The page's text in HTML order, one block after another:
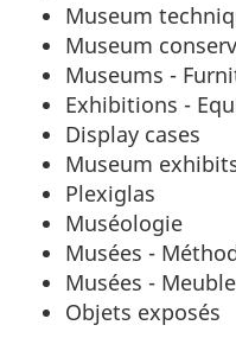
Museum
Museum
Museums -
Exhibitions -
Display cases
Museum
Plexiglas
Muséologie
Musées -
Musées -
Objets exposés